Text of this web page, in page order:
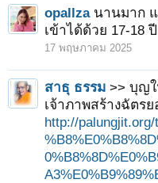
opallza นานมาก
เข้าได้ด้วย 17-18
17 พฤษภาคม 2025
สาธุ ธรรม >> บุญ
เจ้าภาพสร้างฉัตร
http://